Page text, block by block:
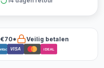
€70*
Veilig betalen
VISA iDEAL